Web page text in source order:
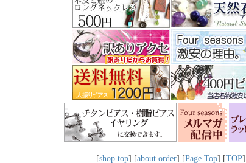
[shop top] [about order] [Page Top] [TOP]